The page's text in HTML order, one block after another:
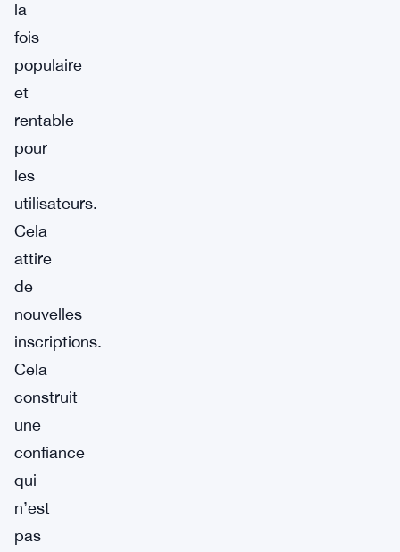
la
fois
populaire
et
rentable
pour
les
utilisateurs.
Cela
attire
de
nouvelles
inscriptions.
Cela
construit
une
confiance
qui
n’est
pas